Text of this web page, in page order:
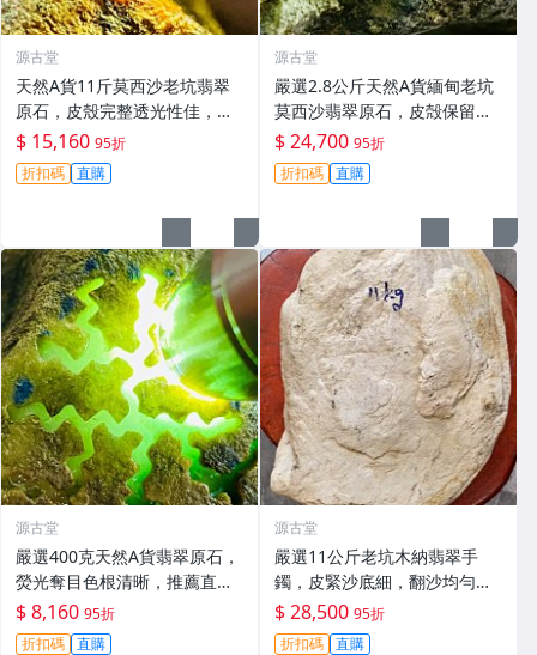
源古堂
天然A貨11斤莫西沙老坑翡翠
原石，皮殼完整透光性佳，黃
霧美如冰裂，適合製作手鐲或
牌子。嚴選原石未動，保存完
好。冰感強，種水優良。翡翠
$ 15,160 95折
折扣碼 直購
源古堂
嚴選2.8公斤天然A貨緬甸老坑
莫西沙翡翠原石，皮殻保留自
然熒光，適合雕刻手鐲或擺放
品鑑。支持檢測，全國保真。
莫西沙 翡翠 原石
$ 24,700 95折
折扣碼 直購
源古堂
嚴選400克天然A貨翡翠原石，
熒光奪目色根清晰，推薦直接
把玩與雕刻，支持私人訂制取
件 翡翠原石 天然A貨 熒光翡翠
$ 8,160 95折
折扣碼 直購
源古堂
嚴選11公斤老坑木納翡翠手
鐲，皮緊沙底細，翻沙均勻，
適合收藏家鐲#翡翠 手鐲 玉石
$ 28,500 95折
折扣碼 直購